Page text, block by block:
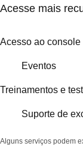
Acesse mais
Acesso ao console
Eventos
Treinamentos e
Suporte de
Alguns serviços podem